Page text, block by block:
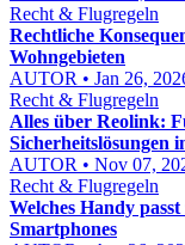
Recht & Flugregeln
Rechtliche
Wohngebieten
AUTOR • Jan 26,
Recht & Flugregeln
Alles über Reolink:
Sicherheitslösungen
AUTOR • Nov 07,
Recht & Flugregeln
Welches Handy
Smartphones